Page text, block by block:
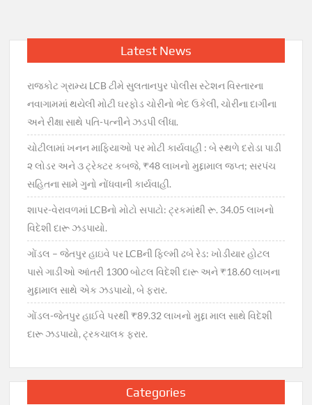
Latest News
રાજકોટ ગ્રામ્ય LCB ટીમે સુલતાનપુર પોલીસ સ્ટેશન વિસ્તારના
નવાગામમાં થયેલી મોટી ઘરફોડ ચોરીનો ભેદ ઉકેલી, ચોરીના દાગીના
અને રીક્ષા સાથે પતિ-પત્નીને ઝડપી લીધા.
ચોટીલામાં ખનન માફિયાઓ પર મોટી કાર્યવાહી : બે સ્થળે દરોડા પાડી
૨ લોડર અને ૩ ટ્રેક્ટર કબજે, ₹48 લાખનો મુદ્દામાલ જપ્ત; સરપંચ
સહિતના સામે ગુનો નોંધવાની કાર્યવાહી.
શાપર-વેરાવળમાં LCBનો મોટો સપાટો: ટ્રકમાંથી રૂ. 34.05 લાખનો
વિદેશી દારૂ ઝડપાયો.
ગોંડલ – જેતપુર હાઇવે પર LCBની ફિલ્મી ઢબે રેડ: ખોડીયાર હોટલ
પાસે ગાડીઓ આંતરી 1300 બોટલ વિદેશી દારૂ અને ₹18.60 લાખના
મુદ્દામાલ સાથે એક ઝડપાયો, બે ફરાર.
ગોંડલ-જેતપુર હાઈવે પરથી ₹89.32 લાખનો મુદ્દા માલ સાથે વિદેશી
દારૂ ઝડપાયો, ટ્રકચાલક ફરાર.
Categories